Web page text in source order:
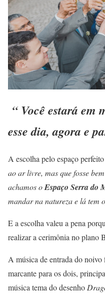
“ Você estará em
esse dia, agora e
A escolha pelo espaço
ao ar livre, mas que fosse
achamos oEspaço Serra do
mandar na natureza e lá tem
E a escolha valeu a pena
realizar a cerimônia no plano
A música de entrada do
marcante para os dois,
música tema do desenho